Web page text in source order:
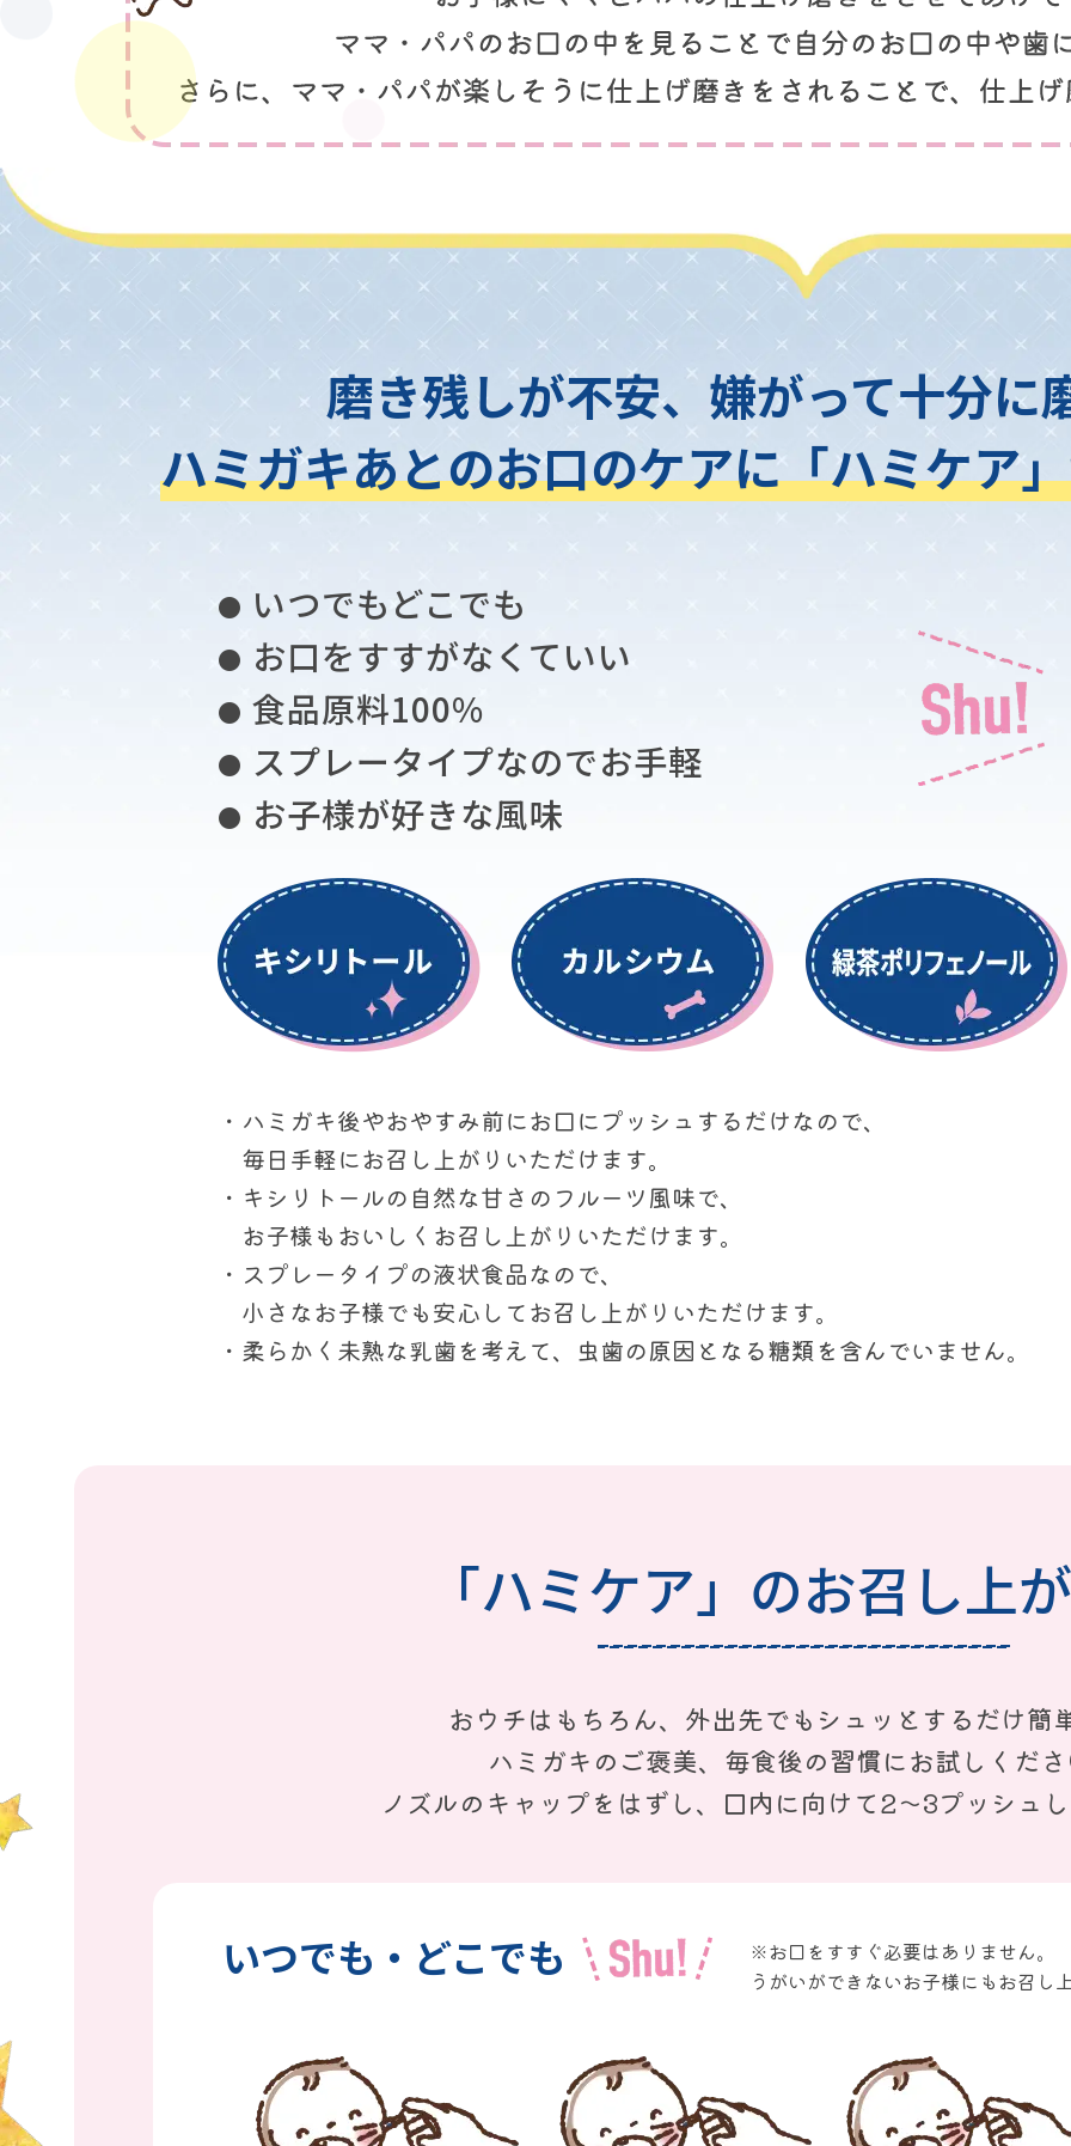
磨き残しが不安、 嫌がって十分
ハミガキあとのお口のケアに「ハミケア
● いつでもどこでも
● お口をすすがなくていい
● 食品原料100%
● スプレータイプなのでお手軽
● お子様が好きな風味
・ハミガキ後やおやすみ前にお口にプッシュするだけなので、
毎日手軽にお召し上がりいただけます。
・キシリトールの自然な甘さのフルーツ風味で、
お子様もおいしくお召し上がりいただけます。
・スプレータイプの液状食品なので、
小さなお子様でも安心してお召し上がりいただけます。
・柔らかく未熟な乳歯を考えて、虫歯の原因となる糖類を含んでいません。
「ハミケア」のお召し上
おウチはもちろん、外出先でも シュッとするだけ簡
ハミガキのご褒美、 毎食後の習慣にお試しくだ
ノズルのキャップをはずし、
口内に向けて2〜3プッシュ
いつでも・どこでも
※お口をすすぐ必要はありません。
うがいができないお子様にもお召し